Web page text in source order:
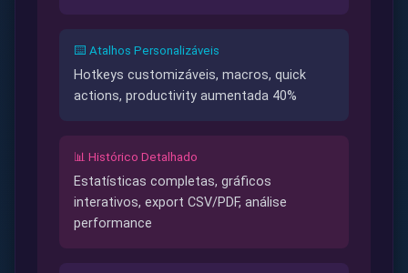
⌨️ Atalhos Personalizáveis
Hotkeys customizáveis, macros, quick
actions, productivity aumentada 40%
📊 Histórico Detalhado
Estatísticas completas, gráficos
interativos, export CSV/PDF, análise
performance